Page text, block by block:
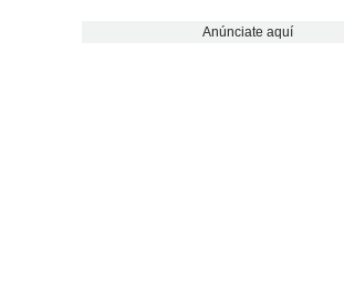
Anúnciate aquí